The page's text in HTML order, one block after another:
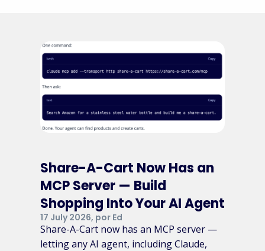
B & H
Music
Trendyol
H&M
Converse
The Children's
Lowe's
Dickies
Razer
Quill
J.CREW
Share-A-Cart Now Has an
MCP Server — Build
Shopping Into Your AI Agent
17 July 2026, por Ed
Share-A-Cart now has an MCP server —
letting any AI agent, including Claude,